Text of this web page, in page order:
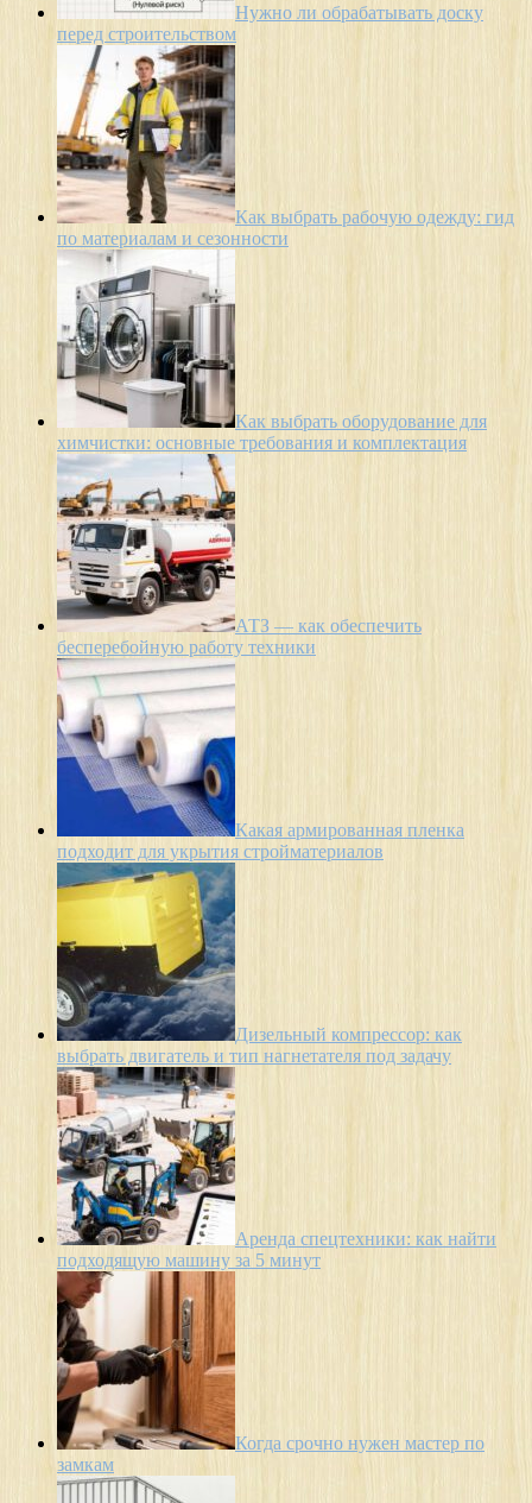
Нужно ли обрабатывать доску
перед строительством
Как выбрать рабочую одежду: гид
по материалам и сезонности
Как выбрать оборудование для
химчистки: основные требования и комплектация
АТЗ — как обеспечить
бесперебойную работу техники
Какая армированная пленка
подходит для укрытия стройматериалов
Дизельный компрессор: как
выбрать двигатель и тип нагнетателя под задачу
Аренда спецтехники: как найти
подходящую машину за 5 минут
Когда срочно нужен мастер по
замкам